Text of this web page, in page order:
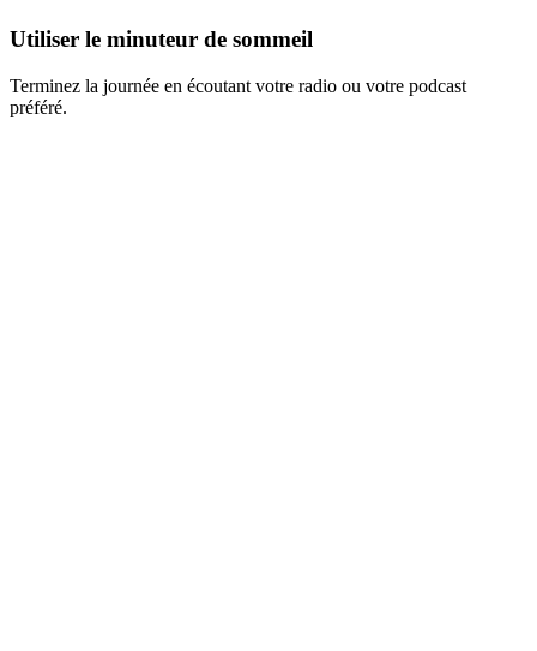
Utiliser le minuteur de sommeil
Terminez la journée en écoutant votre radio ou votre podcast
préféré.